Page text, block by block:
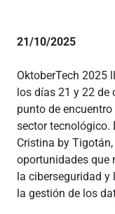
21/10/2025
OktoberTech 2025
los días 21 y 22 de
punto de
sector tecnológico.
Cristina by
oportunidades que
la ciberseguridad
la gestión de los